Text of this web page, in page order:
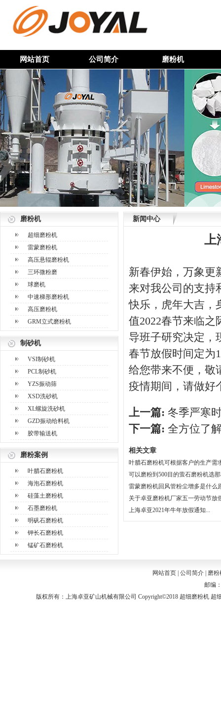
网站首页 公司简介 磨粉机
磨粉机
超细磨粉机
雷蒙磨粉机
高压悬辊磨粉机
三环微粉磨
球磨机
中速梯形磨粉机
高压磨粉机
GRM立式磨粉机
制砂机
VSI制砂机
PCL制砂机
YZS振动筛
XSD洗砂机
XL螺旋洗砂机
GZD振动给料机
胶带输送机
磨粉案例
叶腊石磨粉机
海泡石磨粉机
硅藻土磨粉机
石墨磨粉机
明矾石磨粉机
钾长石磨粉机
锰矿石磨粉机
新闻中心
上
新春伊始，万象更
来对我公司的支持
快乐，虎年大吉，
值2022春节来临
导班子研究决定，
春节放假时间定为
给您带来不便，敬
疫情期间，请做好
上一篇: 冬季严寒
下一篇: 全方位了
相关文章
叶腊石磨粉机可根据客户的生产需
可以磨粉到500目的萤石磨粉机选
雷蒙磨粉机回风管粉尘增多是什么
关于卓亚磨粉机厂家五一劳动节放
上海卓亚2021年牛年放假通知...
网站首页 公司简介
磨粉
邮编
版权所有：上海卓亚矿山机械有限公司 Copyright©2018 超细磨粉机 超